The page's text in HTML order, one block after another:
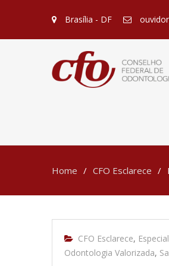
Brasília - DF
Home CFO Esclarece
CFO Esclarece,
Odontologia Valorizada,